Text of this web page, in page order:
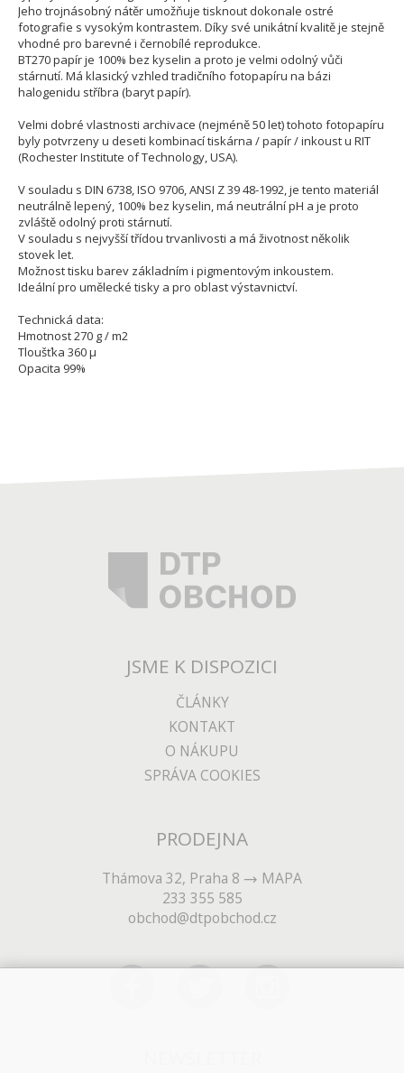
Jeho trojnásobný nátěr umožňuje tisknout dokonale ostré
fotografie s vysokým kontrastem. Díky své unikátní kvalitě je stejně
vhodné pro barevné i černobílé reprodukce.
BT270 papír je 100% bez kyselin a proto je velmi odolný vůči
stárnutí. Má klasický vzhled tradičního fotopapíru na bázi
halogenidu stříbra (baryt papír).
Velmi dobré vlastnosti archivace (nejméně 50 let) tohoto fotopapíru
byly potvrzeny u deseti kombinací tiskárna / papír / inkoust u RIT
(Rochester Institute of Technology, USA).
V souladu s DIN 6738, ISO 9706, ANSI Z 39 48-1992, je tento materiál
neutrálně lepený, 100% bez kyselin, má neutrální pH a je proto
zvláště odolný proti stárnutí.
V souladu s nejvyšší třídou trvanlivosti a má životnost několik
stovek let.
Možnost tisku barev základním i pigmentovým inkoustem.
Ideální pro umělecké tisky a pro oblast výstavnictví.
Technická data:
Hmotnost 270 g / m2
Tloušťka 360 µ
Opacita 99%
JSME K DISPOZICI
ČLÁNKY
KONTAKT
O NÁKUPU
SPRÁVA COOKIES
PRODEJNA
Thámova 32, Praha 8
MAPA
233 355 585
obchod@dtpobchod.cz